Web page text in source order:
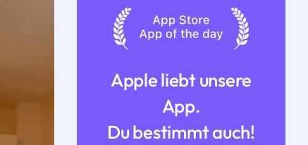
Apple liebt unsere
App.
Du bestimmt auch!